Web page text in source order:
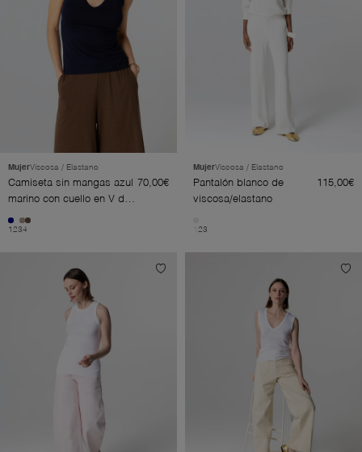
MujerViscosa / Elastano
Camiseta sin mangas azul
marino con cuello en V de
70,00€
1 234
MujerViscosa / Elastano
Pantalón blanco de
viscosa/elastano
115,00€
23